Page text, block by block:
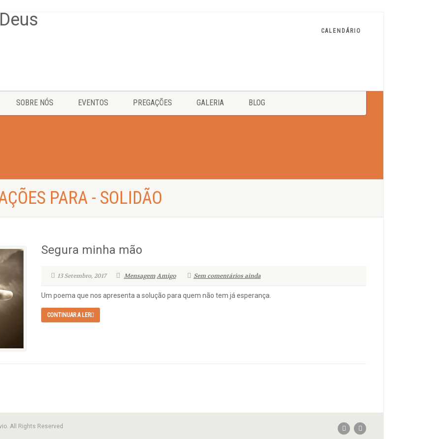
CALENDÁRIO
SOBRE NÓS EVENTOS PREGAÇÕES GALERIA BLOG
PARA - SOLIDÃO
Segura minha mão
13 Setembro, 2017 Mensagem Amigo Sem comentários ainda
Um poema que nos apresenta a solução para quem não tem já esperança.
CONTINUAR A LER
All Rights Reserved